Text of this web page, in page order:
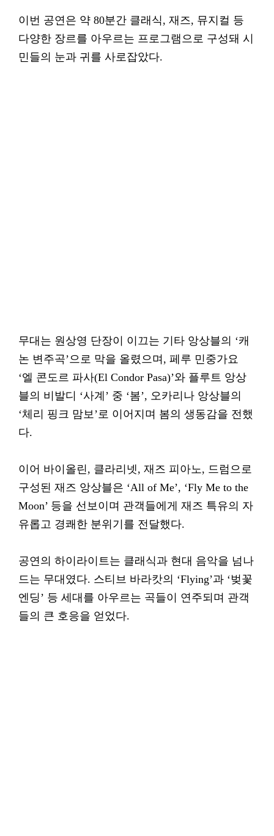
이번 공연은 약 80분간 클래식, 재즈, 뮤지컬 등
다양한 장르를 아우르는 프로그램으로 구성돼 시
민들의 눈과 귀를 사로잡았다.
무대는 원상영 단장이 이끄는 기타 앙상블의 ‘캐
논 변주곡’으로 막을 올렸으며, 페루 민중가요
‘엘 콘도르 파사(El Condor Pasa)’와 플루트 앙상
블의 비발디 ‘사계’ 중 ‘봄’, 오카리나 앙상블의
‘체리 핑크 맘보’로 이어지며 봄의 생동감을 전했
다.
이어 바이올린, 클라리넷, 재즈 피아노, 드럼으로
구성된 재즈 앙상블은 ‘All of Me’, ‘Fly Me to the
Moon’ 등을 선보이며 관객들에게 재즈 특유의 자
유롭고 경쾌한 분위기를 전달했다.
공연의 하이라이트는 클래식과 현대 음악을 넘나
드는 무대였다. 스티브 바라캇의 ‘Flying’과 ‘벚꽃
엔딩’ 등 세대를 아우르는 곡들이 연주되며 관객
들의 큰 호응을 얻었다.